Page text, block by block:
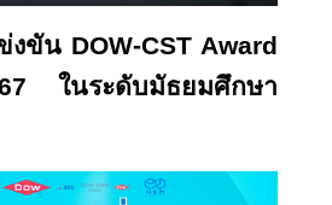
งขัน DOW-CST Award
ในระดับมัธยมศึกษา